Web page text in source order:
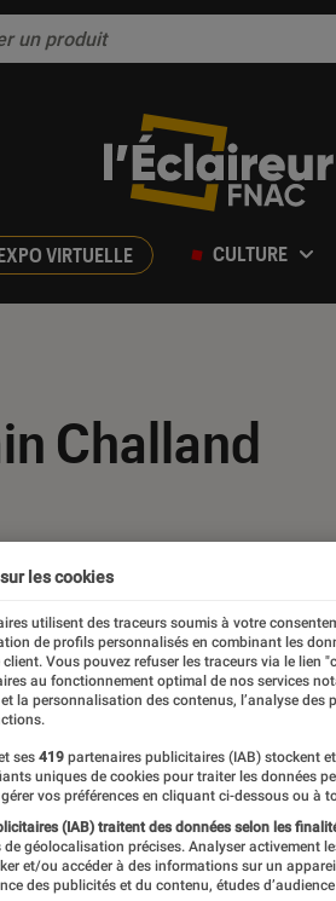
VIRTUELLE CULTURE
Challand
les cookies
utilisent des traceurs soumis à votre
de profils personnalisés en combinant les
client. Vous pouvez refuser les traceurs via le lien
au fonctionnement optimal de nos services
la personnalisation des contenus, l’analyse des
ses 419 partenaires publicitaires (IAB) stockent
uniques de cookies pour traiter les données
vos préférences en cliquant ci-dessous ou à
(IAB) traitent des données selon les
de géolocalisation précises. Analyser activement
et/ou accéder à des informations sur un
des publicités et du contenu, études